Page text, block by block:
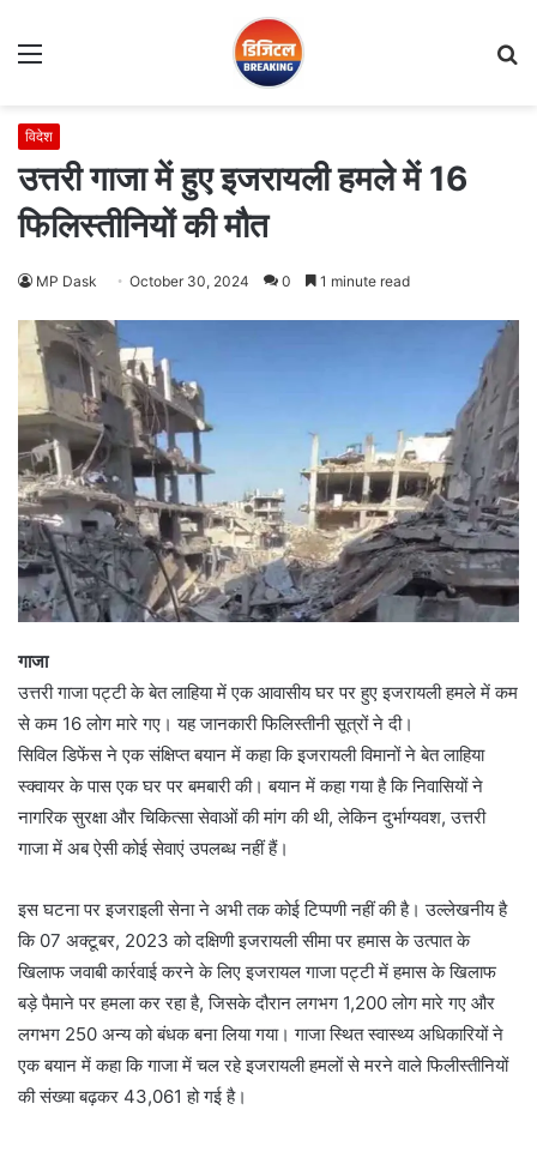
Menu
विदेश
उत्तरी गाजा में हुए इजरायली हमले में 16
फिलिस्तीनियों की मौत
MP Dask October 30, 2024 0 1 minute read
गाजा
उत्तरी गाजा पट्टी के बेत लाहिया में एक आवासीय घर पर हुए इजरायली हमले में कम
से कम 16 लोग मारे गए। यह जानकारी फिलिस्तीनी सूत्रों ने दी।
सिविल डिफेंस ने एक संक्षिप्त बयान में कहा कि इजरायली विमानों ने बेत लाहिया
स्क्वायर के पास एक घर पर बमबारी की। बयान में कहा गया है कि निवासियों ने
नागरिक सुरक्षा और चिकित्सा सेवाओं की मांग की थी, लेकिन दुर्भाग्यवश, उत्तरी
गाजा में अब ऐसी कोई सेवाएं उपलब्ध नहीं हैं।
इस घटना पर इजराइली सेना ने अभी तक कोई टिप्पणी नहीं की है। उल्लेखनीय है
कि 07 अक्टूबर, 2023 को दक्षिणी इजरायली सीमा पर हमास के उत्पात के
खिलाफ जवाबी कार्रवाई करने के लिए इजरायल गाजा पट्टी में हमास के खिलाफ
बड़े पैमाने पर हमला कर रहा है, जिसके दौरान लगभग 1,200 लोग मारे गए और
लगभग 250 अन्य को बंधक बना लिया गया। गाजा स्थित स्वास्थ्य अधिकारियों ने
एक बयान में कहा कि गाजा में चल रहे इजरायली हमलों से मरने वाले फिलीस्तीनियों
की संख्या बढ़कर 43,061 हो गई है।